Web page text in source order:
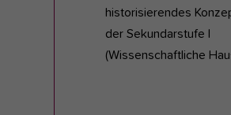
historisierendes
der Sekundarstufe I
(Wissenschaftliche